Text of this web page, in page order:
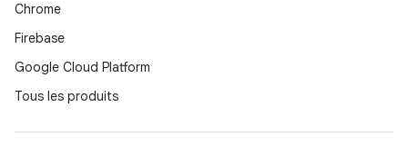
Chrome
Firebase
Google Cloud Platform
Tous les produits